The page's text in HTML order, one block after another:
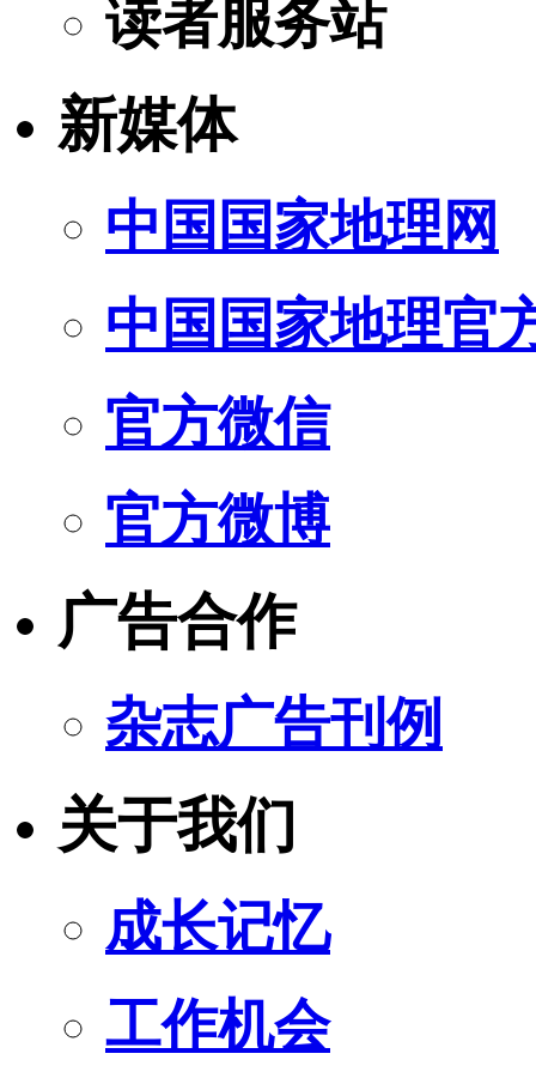
读者服务站
新媒体
中国国家地理网
中国国家地理官
官方微信
官方微博
广告合作
杂志广告刊例
关于我们
成长记忆
工作机会